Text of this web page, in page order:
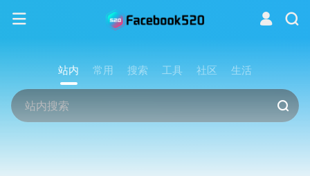
站内 常用 搜索 工具 社区 生活